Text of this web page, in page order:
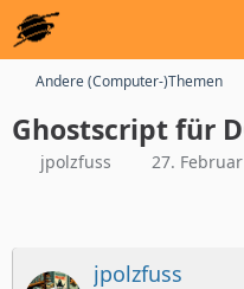
Andere (Computer-)Themen
Ghostscript für
jpolzfuss 27.
jpolzfuss